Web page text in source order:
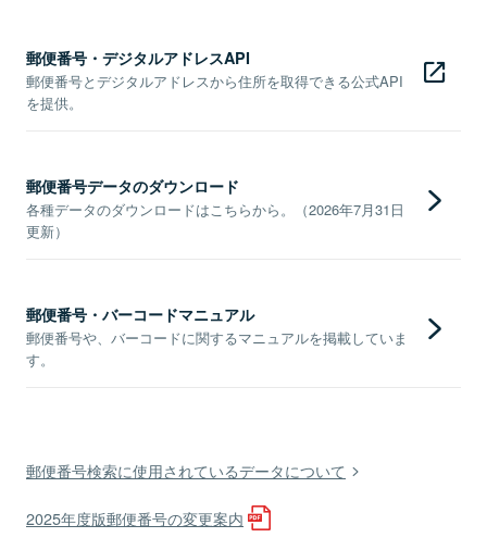
郵便番号・デジタルアドレスAPI
郵便番号とデジタルアドレスから住所を取得できる公式API
を提供。
郵便番号データのダウンロード
各種データのダウンロードはこちらから。（2026年7月31日
更新）
郵便番号・バーコードマニュアル
郵便番号や、バーコードに関するマニュアルを掲載していま
す。
郵便番号検索に使用されているデータについて
2025年度版郵便番号の変更案内